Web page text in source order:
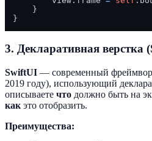
    }
3. Декларативная верстка
SwiftUI — современный
2019 году), использующий
описываете что должно быть на
как это отобразить.
Преимущества: